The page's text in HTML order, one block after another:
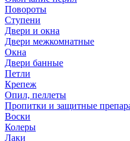
Повороты
Ступени
Двери и окна
Двери межкомнатные
Окна
Двери банные
Петли
Крепеж
Опил, пеллеты
Пропитки и защитные
Воски
Колеры
Лаки